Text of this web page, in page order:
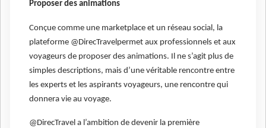
Proposer des animations
Conçue comme une marketplace et un réseau social, la
plateforme @DirecTravelpermet aux professionnels et aux
voyageurs de proposer des animations. Il ne s’agit plus de
simples descriptions, mais d’une véritable rencontre entre
les experts et les aspirants voyageurs, une rencontre qui
donnera vie au voyage.
@DirecTravel a l’ambition de devenir la première